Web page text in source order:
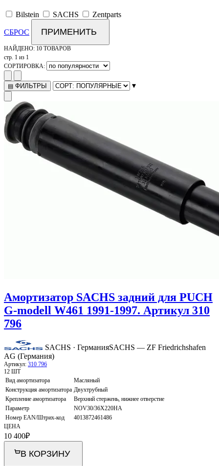
Bilstein SACHS Zentparts
СБРОС ПРИМЕНИТЬ
НАЙДЕНО: 10 ТОВАРОВ
стр. 1 из 1
СОРТИРОВКА:
▤ ФИЛЬТРЫ ▾
Амортизатор SACHS задний для PUCH
G-modell W461 1991-1997. Артикул 310
796
SACHS · ГерманияSACHS — ZF Friedrichshafen
AG (Германия)
Артикул: 310 796
12 ШТ
Вид амортизатора
Масляный
Конструкция амортизатора Двухтрубный
Крепление амортизатора
Верхний стержень, нижнее отверстие
Параметр
NOV30/36X220HA
Номер EAN/Штрих-код
4013872461486
ЦЕНА
10 400₽
В КОРЗИНУ